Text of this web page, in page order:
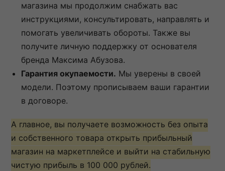
магазина мы продолжим снабжать вас
инструкциями, консультировать, направлять и
помогать увеличивать обороты. Также вы
получите личную поддержку от основателя
бренда Максима Абузова.
Гарантия окупаемости. Мы уверены в своей
модели. Поэтому прописываем ваши гарантии
в договоре.
А главное, вы получаете возможность без опыта
и собственного товара открыть прибыльный
магазин на маркетплейсе и выйти на стабильную
чистую прибыль в 100 000 рублей.